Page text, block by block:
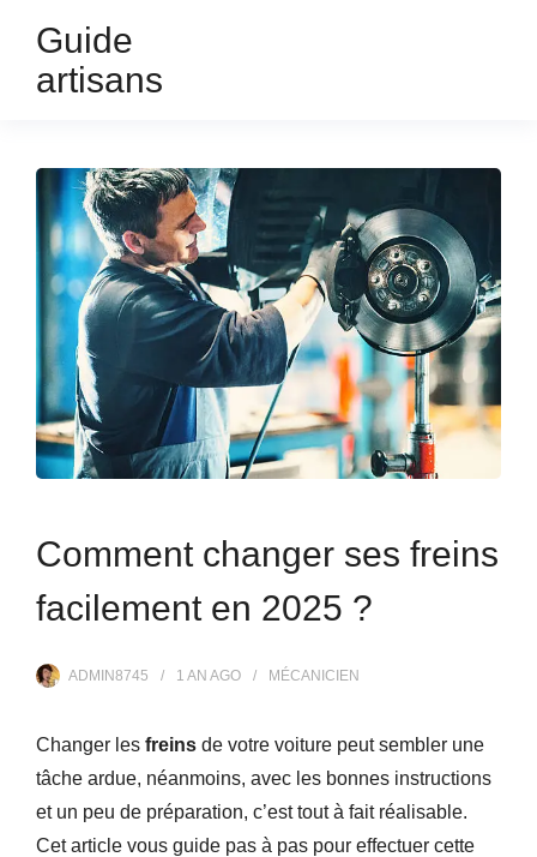
Guide
artisans
Comment changer ses freins
facilement en 2025 ?
ADMIN8745 1 AN AGO MÉCANICIEN
Changer les freins de votre voiture peut sembler une
tâche ardue, néanmoins, avec les bonnes instructions
et un peu de préparation, c’est tout à fait réalisable.
Cet article vous guide pas à pas pour effectuer cette